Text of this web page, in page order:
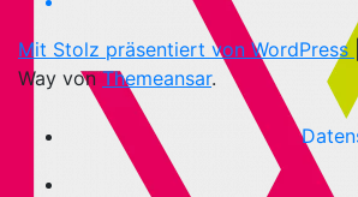
Mit Stolz präsentiert von WordPress
Way vonThemeansar.